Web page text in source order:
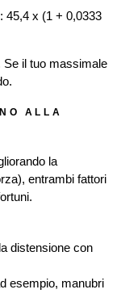
45,4 x (1 + 0,0333
Se il tuo massimale
ALLA
la
entrambi fattori
distensione con
esempio, manubri